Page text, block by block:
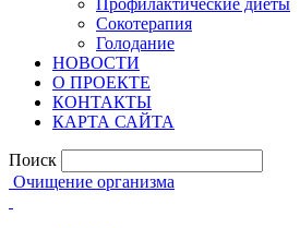
Профилактические диеты
Сокотерапия
Голодание
НОВОСТИ
О ПРОЕКТЕ
КОНТАКТЫ
КАРТА САЙТА
Поиск
Очищение организма